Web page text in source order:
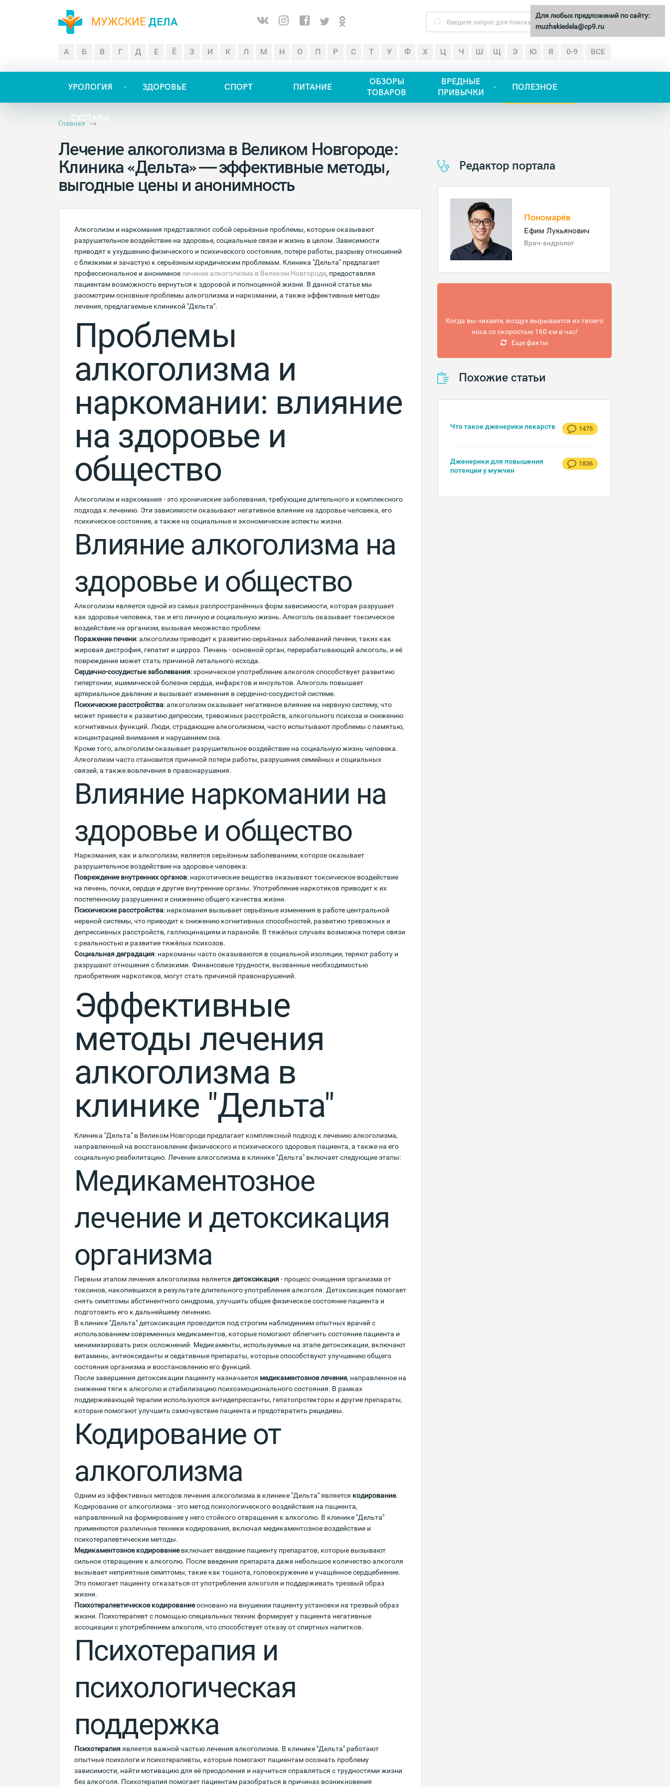
МУЖСКИЕ ДЕЛА Найти
А Б В Г Д Е Ё З И К Л М Н О П Р С Т У Ф Х Ц Ч Ш Щ Э Ю Я 0-9 ВСЕ
УРОЛОГИЯ ЗДОРОВЬЕ СПОРТ ПИТАНИЕ
ОБЗОРЫ
ТОВАРОВ
ВРЕДНЫЕ
ПРИВЫЧКИ
ПОЛЕЗНОЕ
СУСТАВЫ
Главная
Лечение алкоголизма в Великом Новгороде:
Клиника «Дельта» — эффективные методы,
выгодные цены и анонимность
Алкоголизм и наркомания представляют собой серьёзные проблемы, которые оказывают
разрушительное воздействие на здоровье, социальные связи и жизнь в целом. Зависимости
приводят к ухудшению физического и психического состояния, потере работы, разрыву отношений
с близкими и зачастую к серьёзным юридическим проблемам. Клиника "Дельта" предлагает
профессиональное и анонимное лечение алкоголизма в Великом Новгороде, предоставляя
пациентам возможность вернуться к здоровой и полноценной жизни. В данной статье мы
рассмотрим основные проблемы алкоголизма и наркомании, а также эффективные методы
лечения, предлагаемые клиникой "Дельта".
Проблемы
алкоголизма и
наркомании: влияние
на здоровье и
общество
Алкоголизм и наркомания - это хронические заболевания, требующие длительного и комплексного
подхода к лечению. Эти зависимости оказывают негативное влияние на здоровье человека, его
психическое состояние, а также на социальные и экономические аспекты жизни.
Влияние алкоголизма на
здоровье и общество
Алкоголизм является одной из самых распространённых форм зависимости, которая разрушает
как здоровье человека, так и его личную и социальную жизнь. Алкоголь оказывает токсическое
воздействие на организм, вызывая множество проблем:
Поражение печени: алкоголизм приводит к развитию серьёзных заболеваний печени, таких как
жировая дистрофия, гепатит и цирроз. Печень - основной орган, перерабатывающий алкоголь, и её
повреждение может стать причиной летального исхода.
Сердечно-сосудистые заболевания: хроническое употребление алкоголя способствует развитию
гипертонии, ишемической болезни сердца, инфарктов и инсультов. Алкоголь повышает
артериальное давление и вызывает изменения в сердечно-сосудистой системе.
Психические расстройства: алкоголизм оказывает негативное влияние на нервную систему, что
может привести к развитию депрессии, тревожных расстройств, алкогольного психоза и снижению
когнитивных функций. Люди, страдающие алкоголизмом, часто испытывают проблемы с памятью,
концентрацией внимания и нарушением сна.
Кроме того, алкоголизм оказывает разрушительное воздействие на социальную жизнь человека.
Алкоголизм часто становится причиной потери работы, разрушения семейных и социальных
связей, а также вовлечения в правонарушения.
Влияние наркомании на
здоровье и общество
Наркомания, как и алкоголизм, является серьёзным заболеванием, которое оказывает
разрушительное воздействие на здоровье человека:
Повреждение внутренних органов: наркотические вещества оказывают токсическое воздействие
на печень, почки, сердце и другие внутренние органы. Употребление наркотиков приводит к их
постепенному разрушению и снижению общего качества жизни.
Психические расстройства: наркомания вызывает серьёзные изменения в работе центральной
нервной системы, что приводит к снижению когнитивных способностей, развитию тревожных и
депрессивных расстройств, галлюцинациям и паранойе. В тяжёлых случаях возможна потеря связи
с реальностью и развитие тяжёлых психозов.
Социальная деградация: наркоманы часто оказываются в социальной изоляции, теряют работу и
разрушают отношения с близкими. Финансовые трудности, вызванные необходимостью
приобретения наркотиков, могут стать причиной правонарушений.
Эффективные
методы лечения
алкоголизма в
клинике "Дельта"
Клиника "Дельта" в Великом Новгороде предлагает комплексный подход к лечению алкоголизма,
направленный на восстановление физического и психического здоровья пациента, а также на его
социальную реабилитацию. Лечение алкоголизма в клинике "Дельта" включает следующие этапы:
Медикаментозное
лечение и детоксикация
организма
Первым этапом лечения алкоголизма является детоксикация- процесс очищения организма от
токсинов, накопившихся в результате длительного употребления алкоголя. Детоксикация помогает
снять симптомы абстинентного синдрома, улучшить общее физическое состояние пациента и
подготовить его к дальнейшему лечению.
В клинике "Дельта" детоксикация проводится под строгим наблюдением опытных врачей с
использованием современных медикаментов, которые помогают облегчить состояние пациента и
минимизировать риск осложнений. Медикаменты, используемые на этапе детоксикации, включают
витамины, антиоксиданты и седативные препараты, которые способствуют улучшению общего
состояния организма и восстановлению его функций.
После завершения детоксикации пациенту назначается медикаментозное лечение, направленное на
снижение тяги к алкоголю и стабилизацию психоэмоционального состояния. В рамках
поддерживающей терапии используются антидепрессанты, гепатопротекторы и другие препараты,
которые помогают улучшить самочувствие пациента и предотвратить рецидивы.
Кодирование от
алкоголизма
Одним из эффективных методов лечения алкоголизма в клинике "Дельта" является кодирование.
Кодирование от алкоголизма - это метод психологического воздействия на пациента,
направленный на формирование у него стойкого отвращения к алкоголю. В клинике "Дельта"
применяются различные техники кодирования, включая медикаментозное воздействие и
психотерапевтические методы.
Медикаментозное кодированиевключает введение пациенту препаратов, которые вызывают
сильное отвращение к алкоголю. После введения препарата даже небольшое количество алкоголя
вызывает неприятные симптомы, такие как тошнота, головокружение и учащённое сердцебиение.
Это помогает пациенту отказаться от употребления алкоголя и поддерживать трезвый образ
жизни.
Психотерапевтическое кодированиеосновано на внушении пациенту установки на трезвый образ
жизни. Психотерапевт с помощью специальных техник формирует у пациента негативные
ассоциации с употреблением алкоголя, что способствует отказу от спиртных напитков.
Психотерапия и
психологическая
поддержка
Психотерапияявляется важной частью лечения алкоголизма. В клинике "Дельта" работают
опытные психологи и психотерапевты, которые помогают пациентам осознать проблему
зависимости, найти мотивацию для её преодоления и научиться справляться с трудностями жизни
без алкоголя. Психотерапия помогает пациентам разобраться в причинах возникновения
Редактор портала
Пономарёв
Ефим Лукьянович
Врач-андролог
Когда вы чихаете, воздух вырывается из твоего
носа со скоростью 160 км в час!
Еще факты
Похожие статьи
Что такое дженерики лекарств 1475
Дженерики для повышения
потенции у мужчин
1836
Для любых предложений по сайту:
muzhskiedela@cp9.ru